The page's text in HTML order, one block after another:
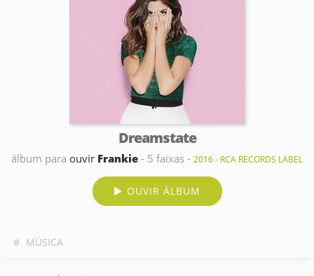
Dreamstate
álbum para ouvir Frankie - 5 faixas - 2016 - RCA RECORDS LABEL
OUVIR ÁLBUM
# MÚSICA